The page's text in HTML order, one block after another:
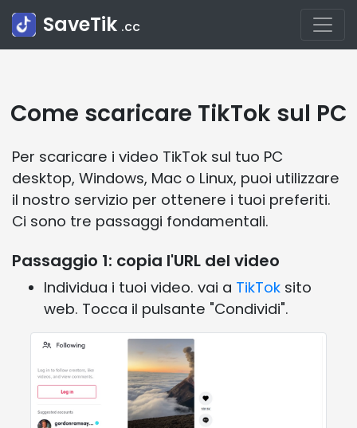
SaveTik .cc
Come scaricare TikTok sul PC
Per scaricare i video TikTok sul tuo PC
desktop, Windows, Mac o Linux, puoi utilizzare
il nostro servizio per ottenere i tuoi preferiti.
Ci sono tre passaggi fondamentali.
Passaggio 1: copia l'URL del video
Individua i tuoi video. vai a TikTok sito
web. Tocca il pulsante "Condividi".